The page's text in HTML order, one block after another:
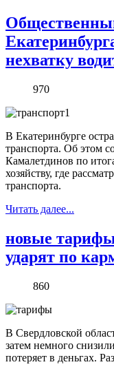
нехватку
970
В Екатеринбурге
транспорта. Об этом
Камалетдинов по
хозяйству, где
транспорта.
Читать далее...
новые
ударят по
860
В Свердловской
затем немного
потеряет в деньгах.